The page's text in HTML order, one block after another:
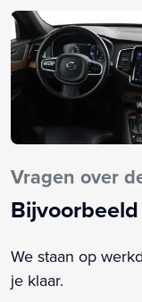
Voorstoelen verwarmd
Achteruitrijcamera
Afdaal assistent
Alarm klasse 3
Anti Blokkeer
Armsteun achter
Bestuurdersairbag
Boordcomputer
Brake Assist System
Vragen over
We staan op
je klaar.